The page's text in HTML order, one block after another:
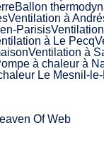
Ballon
Ventilation à
Parisis
à Le Pecq
Ventilation à
à chaleur à
Le Mesnil-
Of Web